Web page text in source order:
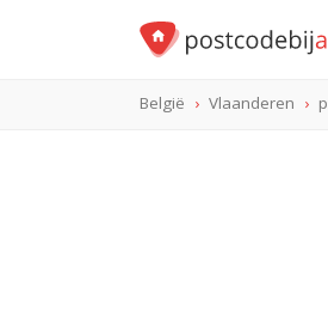
België Vlaanderen